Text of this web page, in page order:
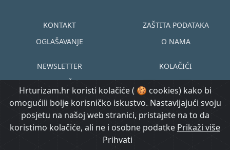
Hrturizam.hr koristi kolačiće ( 🍪 cookies) kako bi
omogućili bolje korisničko iskustvo. Nastavljajući svoju
posjetu na našoj web stranici, pristajete na to da
koristimo kolačiće, ali ne i osobne podatke Prikaži više
Prihvati
KONTAKT
OGLAŠAVANJE
ZAŠTITA PODATAKA
O NAMA
NEWSLETTER
UVJETI KORIŠTENJA
KOLAČIĆI
EN HR
© Copyright
2015.-2026.
@ Created by
Morgan Code
Prijavi se